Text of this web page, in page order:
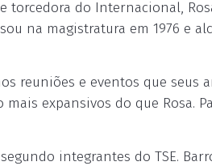
torcedora do Internacional,
na magistratura em 1976 e
reuniões e eventos que seus
mais expansivos do que Rosa.
integrantes do TSE.